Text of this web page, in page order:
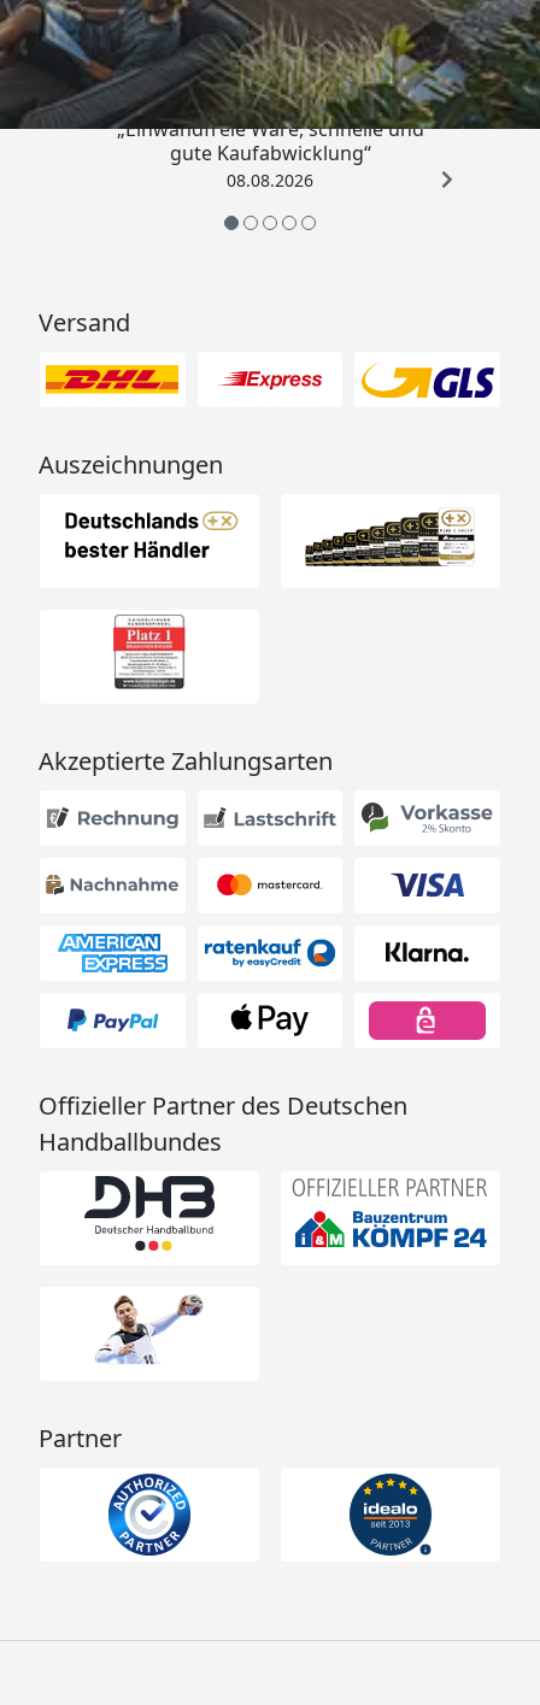
4,83/ 5
„Einwandfreie Ware, schnelle und
gute Kaufabwicklung“
08.08.2026
Versand
Auszeichnungen
Akzeptierte Zahlungsarten
Offizieller Partner des Deutschen
Handballbundes
Partner